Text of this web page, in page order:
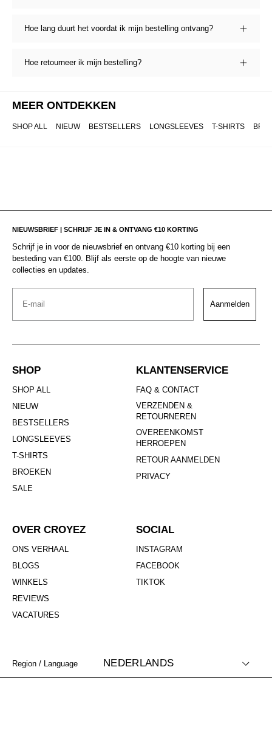
Hoe lang duurt het voordat ik mijn bestelling ontvang?
Hoe retourneer ik mijn bestelling?
MEER ONTDEKKEN
SHOP ALL NIEUW BESTSELLERS LONGSLEEVES T-SHIRTS
NIEUWSBRIEF | SCHRIJF JE IN & ONTVANG €10 KORTING
Schrijf je in voor de nieuwsbrief en ontvang €10 korting bij een
besteding van €100. Blijf als eerste op de hoogte van nieuwe
collecties en updates.
Email
Aanmelden
SHOP
SHOP ALL
NIEUW
BESTSELLERS
LONGSLEEVES
T-SHIRTS
BROEKEN
SALE
KLANTENSERVICE
FAQ & CONTACT
VERZENDEN &
RETOURNEREN
OVEREENKOMST
HERROEPEN
RETOUR AANMELDEN
PRIVACY
OVER CROYEZ
ONS VERHAAL
BLOGS
WINKELS
REVIEWS
VACATURES
SOCIAL
INSTAGRAM
FACEBOOK
TIKTOK
Region / Language NEDERLANDS